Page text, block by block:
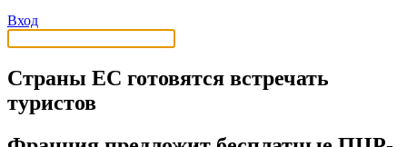
Вход
Страны ЕС готовятся встречать
туристов